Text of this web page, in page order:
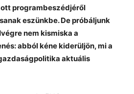
programbeszédjéről
eszünkbe. De próbáljunk
nem kismiska a
abból kéne kiderüljön, mi a
aktuális